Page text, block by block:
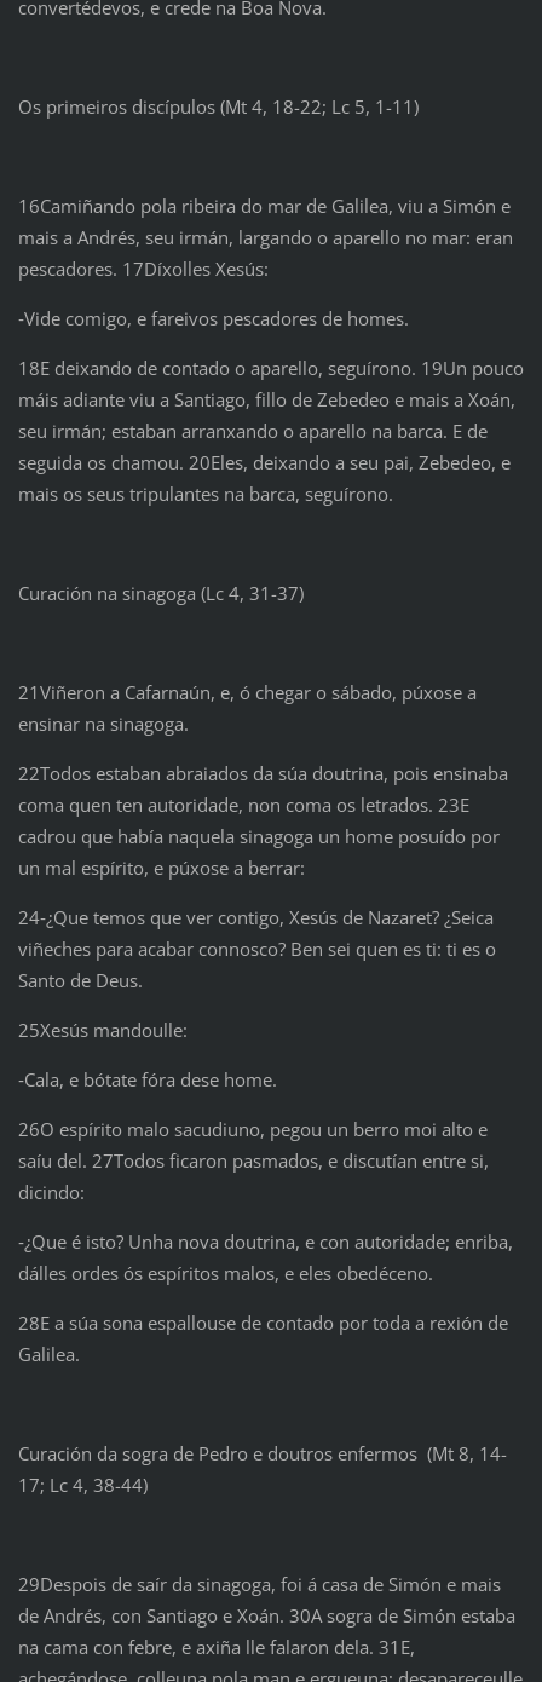
convertédevos, e crede na Boa Nova.
Os primeiros discípulos (Mt 4, 18-22; Lc 5, 1-11)
16Camiñando pola ribeira do mar de Galilea, viu a Simón e
mais a Andrés, seu irmán, largando o aparello no mar: eran
pescadores. 17Díxolles Xesús:
‑Vide comigo, e fareivos pescadores de homes.
18E deixando de contado o aparello, seguírono. 19Un pouco
máis adiante viu a Santiago, fillo de Zebedeo e mais a Xoán,
seu irmán; estaban arranxando o aparello na barca. E de
seguida os chamou. 20Eles, deixando a seu pai, Zebedeo, e
mais os seus tripulantes na barca, seguírono.
Curación na sinagoga (Lc 4, 31-37)
21Viñeron a Cafarnaún, e, ó chegar o sábado, púxose a
ensinar na sinagoga.
22Todos estaban abraiados da súa doutrina, pois ensinaba
coma quen ten autoridade, non coma os letrados. 23E
cadrou que había naquela sinagoga un home posuído por
un mal espírito, e púxose a berrar:
24‑¿Que temos que ver contigo, Xesús de Nazaret? ¿Seica
viñeches para acabar connosco? Ben sei quen es ti: ti es o
Santo de Deus.
25Xesús mandoulle:
‑Cala, e bótate fóra dese home.
26O espírito malo sacudiuno, pegou un berro moi alto e
saíu del. 27Todos ficaron pasmados, e discutían entre si,
dicindo:
‑¿Que é isto? Unha nova doutrina, e con autoridade; enriba,
dálles ordes ós espíritos malos, e eles obedéceno.
28E a súa sona espallouse de contado por toda a rexión de
Galilea.
Curación da sogra de Pedro e doutros enfermos (Mt 8, 14-
17; Lc 4, 38-44)
29Despois de saír da sinagoga, foi á casa de Simón e mais
de Andrés, con Santiago e Xoán. 30A sogra de Simón estaba
na cama con febre, e axiña lle falaron dela. 31E,